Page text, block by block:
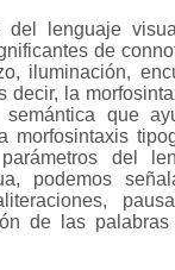
del lenguaje
de
iluminación,
decir, la
que
morfosintaxis
del
podemos
de las